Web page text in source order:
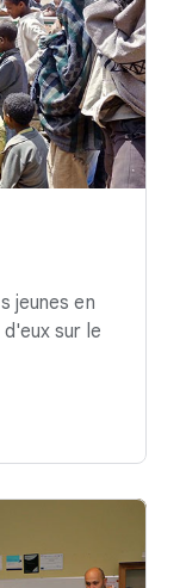
jeunes en
sur le